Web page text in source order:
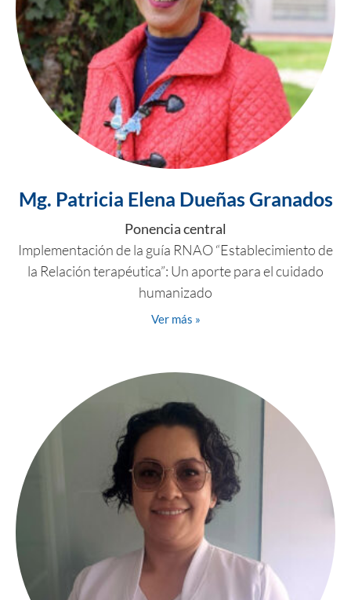
Mg. Patricia Elena Dueñas Granados
Ponencia central
Implementación de la guía RNAO “Establecimiento de
la Relación terapéutica”: Un aporte para el cuidado
humanizado
Ver más »